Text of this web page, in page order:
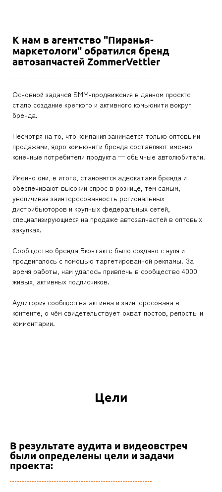
К нам в агентство "Пиранья-
маркетологи" обратился бренд
автозапчастей ZommerVettler
Основной задачей SMM-продвижения в данном проекте
стало создание крепкого и активного комьюнити вокруг
бренда.
Несмотря на то, что компания занимается только оптовыми
продажами, ядро комьюнити бренда составляют именно
конечные потребители продукта — обычные автолюбители.
Именно они, в итоге, становятся адвокатами бренда и
обеспечивают высокий спрос в рознице, тем самым,
увеличивая заинтересованность региональных
дистрибьюторов и крупных федеральных сетей,
специализирующиеся на продаже автозапчастей в оптовых
закупках.
Сообщество бренда Вконтакте было создано с нуля и
продвигалось с помощью таргетированной рекламы. За
время работы, нам удалось привлечь в сообщество 4000
живых, активных подписчиков.
Аудитория сообщества активна и заинтересована в
контенте, о чём свидетельствует охват постов, репосты и
комментарии.
Цели
В результате аудита и видеовстреч
были определены цели и задачи
проекта: